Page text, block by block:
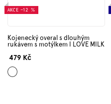
AKCE –12 %
Kojenecký overal s dlouhým
rukávem s motýlkem I LOVE MILK
479 Kč
Šedá